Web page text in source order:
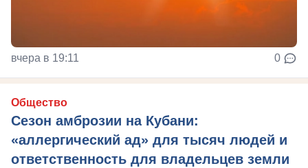
вчера в 19:11 0
Общество
Сезон амброзии на Кубани:
«аллергический ад» для тысяч людей и
ответственность для владельцев земли